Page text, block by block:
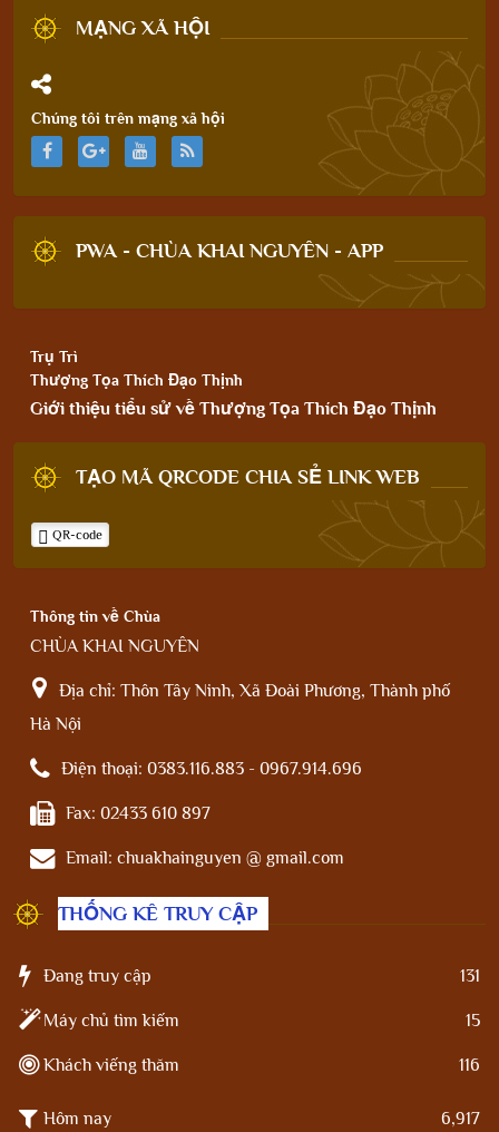
MẠNG XÃ HỘI
Chúng tôi trên mạng xã hội
PWA - CHÙA KHAI NGUYÊN - APP
Trụ Trì
Thượng Tọa Thích Đạo Thịnh
Giới thiệu tiểu sử về Thượng Tọa Thích Đạo Thịnh
TẠO MÃ QRCODE CHIA SẺ LINK WEB
QR-code
Thông tin về Chùa
CHÙA KHAI NGUYÊN
Địa chỉ: Thôn Tây Ninh, Xã Đoài Phương, Thành phố
Hà Nội
Điện thoại: 0383.116.883 - 0967.914.696
Fax: 02433 610 897
Email: chuakhainguyen @ gmail.com
THỐNG KÊ TRUY CẬP
Đang truy cập 131
Máy chủ tìm kiếm 15
Khách viếng thăm 116
Hôm nay 6,917